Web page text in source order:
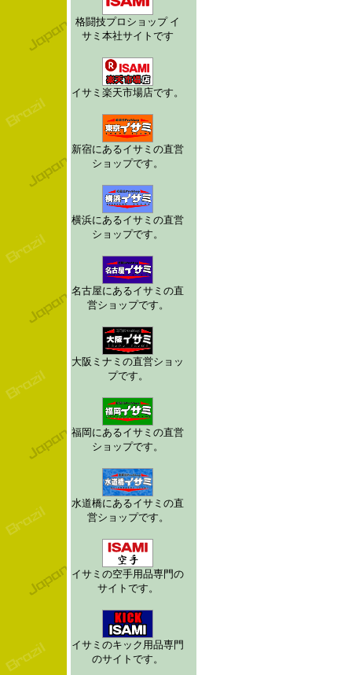
格闘技プロショップ イ
サミ本社サイトです
イサミ楽天市場店です。
新宿にあるイサミの直営
ショップです。
横浜にあるイサミの直営
ショップです。
名古屋にあるイサミの直
営ショップです。
大阪ミナミの直営ショッ
プです。
福岡にあるイサミの直営
ショップです。
水道橋にあるイサミの直
営ショップです。
イサミの空手用品専門の
サイトです。
イサミのキック用品専門
のサイトです。